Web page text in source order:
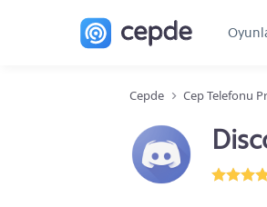
Cepde Cep Telefonu